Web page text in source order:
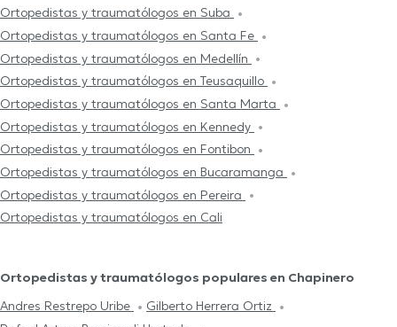
Ortopedistas y traumatólogos en Suba
Ortopedistas y traumatólogos en Santa Fe
Ortopedistas y traumatólogos en Medellín
Ortopedistas y traumatólogos en Teusaquillo
Ortopedistas y traumatólogos en Santa Marta
Ortopedistas y traumatólogos en Kennedy
Ortopedistas y traumatólogos en Fontibon
Ortopedistas y traumatólogos en Bucaramanga
Ortopedistas y traumatólogos en Pereira
Ortopedistas y traumatólogos en Cali
Ortopedistas y traumatólogos populares en Chapinero
Andres Restrepo Uribe
Gilberto Herrera Ortiz